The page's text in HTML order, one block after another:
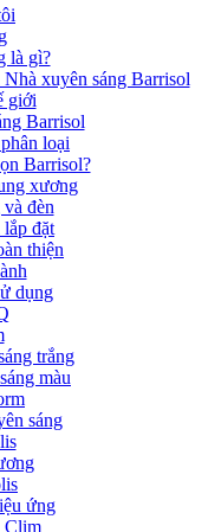
là gì?
xuyên sáng Barrisol
giới
Barrisol
loại
Barrisol?
xương
đèn
đặt
thiện
dụng
trắng
màu
sáng
ứng
Clim